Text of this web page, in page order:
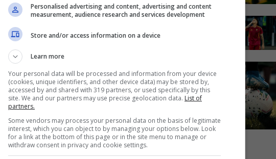
, ilNapoli
di mettere a disposizione di Antonio
la sua rovesciata contro l’Inter ha riaperto il
due calciatori nel mirino del Napoli:Sam
da tempo nel mirino di diverse squadre con il
a resistere agli assalti delle big grazie alla
l’accesso tra le prime quattro in
Personalised advertising and content, advertising and content
measurement, audience research and services development
Store and/or access information on a device
Learn more
Your personal data will be processed and information from your device
(cookies, unique identifiers, and other device data) may be stored by,
accessed by and shared with 319 partners, or used specifically by this
site. We and our partners may use precise geolocation data. List of
partners.
Some vendors may process your personal data on the basis of legitimate
interest, which you can object to by managing your options below. Look
for a link at the bottom of this page or in the site menu to manage or
withdraw consent in privacy and cookie settings.